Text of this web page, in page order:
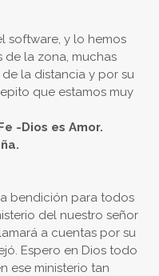
software, y lo hemos
de la zona, muchas
la distancia y por su
que estamos muy
-Dios es Amor.
bendición para todos
del nuestro señor
a cuentas por su
Espero en Dios todo
ese ministerio tan